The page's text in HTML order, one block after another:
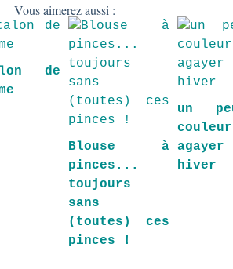
Vous aimerez aussi :
de
Blouse à
pinces...
toujours
sans
(toutes) ces
pinces !
un
hiver